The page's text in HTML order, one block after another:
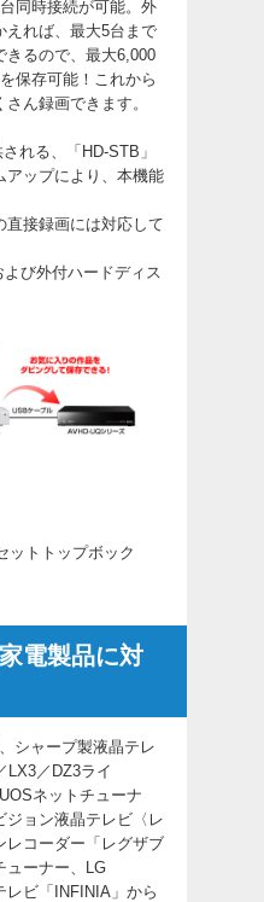
同時接続が可能。外
えれば、最大5台まで
きるので、最大6,000
保存可能！これから
ん録画できます。
れる、「HD-STB」
アップにより、本機能
接録画には対応して
び外付ハードディス
ットトップボック
電製品に対
シャープ製液晶テレ
LX3／DZ3ライ
ネットチューナ
ジョン液晶テレビ〈レ
レコーダー「レグザブ
ューナー、LG
レビ「INFINIA」から